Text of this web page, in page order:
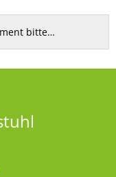
bitte…